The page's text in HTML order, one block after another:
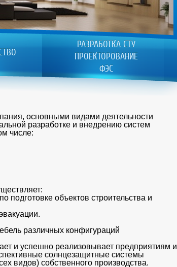
РАЗРАБОТКА СТУ
ПРОЕКТОРОВАНИЕ
ФЭС
основными видами деятельности
разработке и внедрению систем
числе:
подготовке объектов строительства и
различных конфигураций
и успешно реализовывает предприятиям и
солнцезащитные системы
видов) собственного производства.